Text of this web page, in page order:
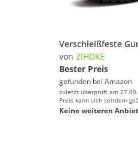
von ZIHDKE
Bester Preis
gefunden bei Amazon
zuletzt überprüft am
Preis kann sich seitdem
Keine weiteren